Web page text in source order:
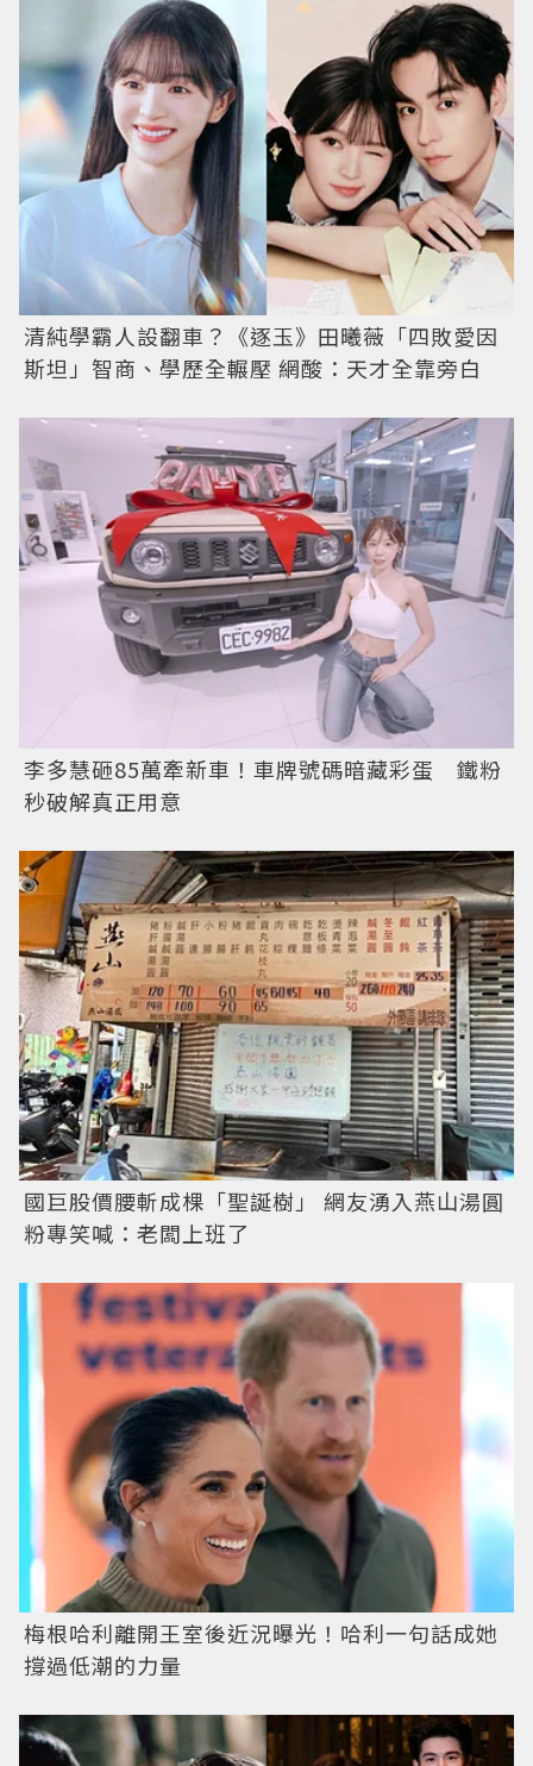
清純學霸人設翻車？《逐玉》田曦薇「四敗愛因
斯坦」智商、學歷全輾壓 網酸：天才全靠旁白
李多慧砸85萬牽新車！車牌號碼暗藏彩蛋 鐵粉
秒破解真正用意
國巨股價腰斬成棵「聖誕樹」 網友湧入燕山湯圓
粉專笑喊：老闆上班了
梅根哈利離開王室後近況曝光！哈利一句話成她
撐過低潮的力量